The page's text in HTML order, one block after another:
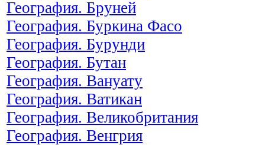
География. Бруней
География. Буркина Фасо
География. Бурунди
География. Бутан
География. Вануату
География. Ватикан
География. Великобритания
География. Венгрия